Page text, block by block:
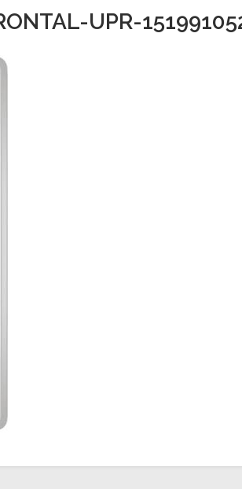
UPR-